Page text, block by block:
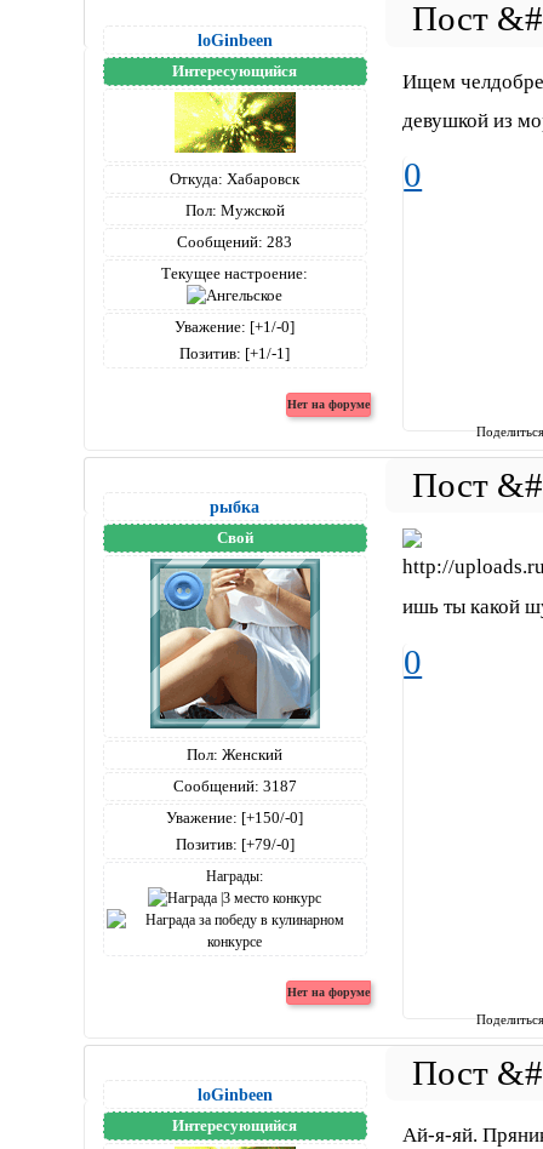
loGinbeen
Интересующийся
Откуда: Хабаровск
Пол: Мужской
Сообщений: 283
Текущее настроение:
Уважение: [+1/-0]
Позитив: [+1/-1]
Ищем
девушкой из
0
рыбка
Свой
Пол: Женский
Сообщений: 3187
Уважение: [+150/-0]
Позитив: [+79/-0]
Награды:
ишь ты какой
0
loGinbeen
Интересующийся Ай-я-яй.